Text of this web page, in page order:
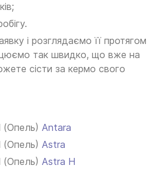
і розглядаємо її протягом
так швидко, що вже на
сісти за кермо свого
(Опель) Antara
(Опель) Astra
(Опель) Astra H